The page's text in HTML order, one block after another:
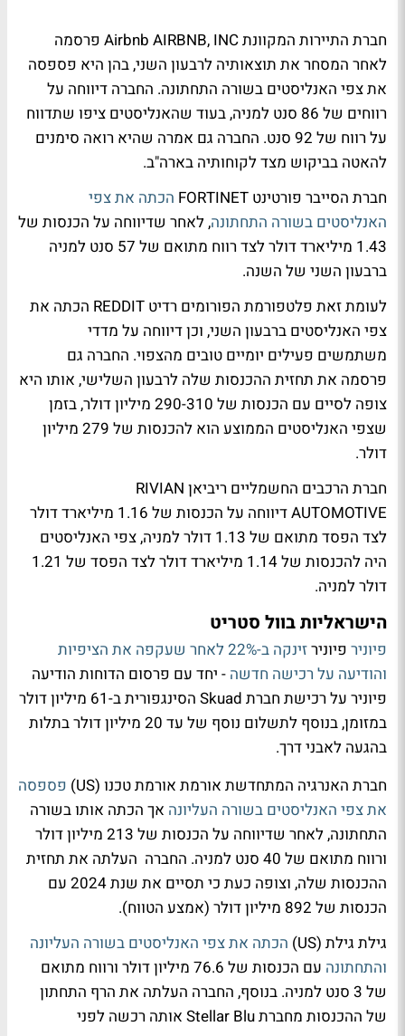
חברת התיירות המקוונת Airbnb AIRBNB, INC פרסמה
לאחר המסחר את תוצאותיה לרבעון השני, בהן היא פספסה
את צפי האנליסטים בשורה התחתונה. החברה דיווחה על
רווחים של 86 סנט למניה, בעוד שהאנליסטים ציפו שתדווח
על רווח של 92 סנט. החברה גם אמרה שהיא רואה סימנים
להאטה בביקוש מצד לקוחותיה בארה"ב.
חברת הסייבר פורטינט FORTINET
הכתה את צפי
האנליסטים בשורה התחתונה, לאחר שדיווחה על הכנסות של
1.43 מיליארד דולר לצד רווח מתואם של 57 סנט למניה
ברבעון השני של השנה.
לעומת זאת פלטפורמת הפורומים רדיט REDDIT הכתה את
צפי האנליסטים ברבעון השני, וכן דיווחה על מדדי
משתמשים פעילים יומיים טובים מהצפוי. החברה גם
פרסמה את תחזית ההכנסות שלה לרבעון השלישי, אותו היא
צופה לסיים עם הכנסות של 290-310 מיליון דולר, בזמן
שצפי האנליסטים הממוצע הוא להכנסות של 279 מיליון
דולר.
חברת הרכבים החשמליים ריביאן RIVIAN
AUTOMOTIVE דיווחה על הכנסות של 1.16 מיליארד דולר
לצד הפסד מתואם של 1.13 דולר למניה, צפי האנליסטים
היה להכנסות של 1.14 מיליארד דולר לצד הפסד של 1.21
דולר למניה.
הישראליות בוול סטריט
פיוניר פיוניר
זינקה ב-22% לאחר שעקפה את הציפיות
והודיעה על רכישה חדשה - יחד עם פרסום הדוחות הודיעה
פיוניר על רכישת חברת Skuad הסינגפורית ב-61 מיליון דולר
במזומן, בנוסף לתשלום נוסף של עד 20 מיליון דולר בתלות
בהגעה לאבני דרך.
חברת האנרגיה המתחדשת אורמת אורמת טכנו (US)
פספסה
את צפי האנליסטים בשורה העליונה אך הכתה אותו בשורה
התחתונה, לאחר שדיווחה על הכנסות של 213 מיליון דולר
ורווח מתואם של 40 סנט למניה. החברה העלתה את תחזית
ההכנסות שלה, וצופה כעת כי תסיים את שנת 2024 עם
הכנסות של 892 מיליון דולר (אמצע הטווח).
גילת גילת (US)
הכתה את צפי האנליסטים בשורה העליונה
והתחתונה
עם הכנסות של 76.6 מיליון דולר ורווח מתואם
של 3 סנט למניה. בנוסף, החברה העלתה את הרף התחתון
של ההכנסות מחברת Stellar Blu אותה רכשה לפני